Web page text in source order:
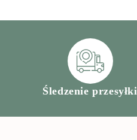
Śledzenie przesyłki